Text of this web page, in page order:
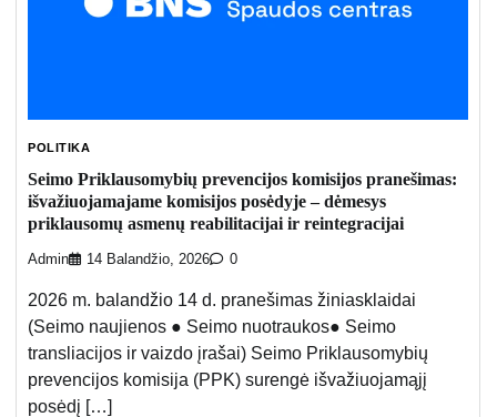
POLITIKA
Seimo Priklausomybių prevencijos komisijos pranešimas:
išvažiuojamajame komisijos posėdyje – dėmesys
priklausomų asmenų reabilitacijai ir reintegracijai
Admin 14 Balandžio, 2026 0
2026 m. balandžio 14 d. pranešimas žiniasklaidai
(Seimo naujienos ● Seimo nuotraukos● Seimo
transliacijos ir vaizdo įrašai) Seimo Priklausomybių
prevencijos komisija (PPK) surengė išvažiuojamąjį
posėdį […]